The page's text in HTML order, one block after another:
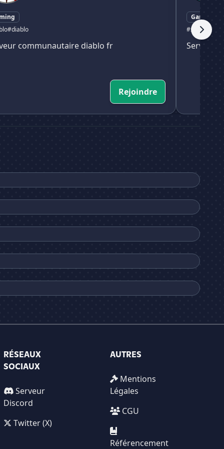
#diablo
communautaire diablo fr
Rejoindre
Gaming
Serveur
RÉSEAUX
SOCIAUX
Serveur
Discord
Twitter (X)
AUTRES
Mentions
Légales
CGU
Référencement